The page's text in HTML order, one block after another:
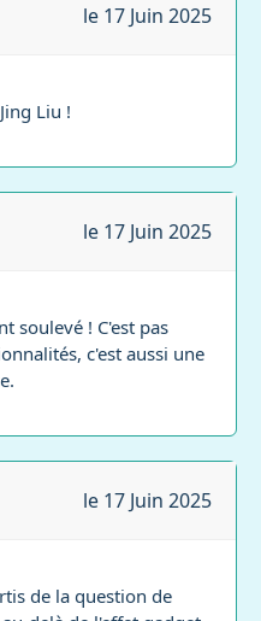
le 17 Juin 2025
Liu !
le 17 Juin 2025
soulevé ! C'est pas
c'est aussi une
le 17 Juin 2025
de la question de